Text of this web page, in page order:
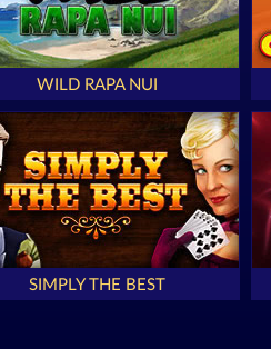
WILD RAPA NUI
SIMPLY THE BEST